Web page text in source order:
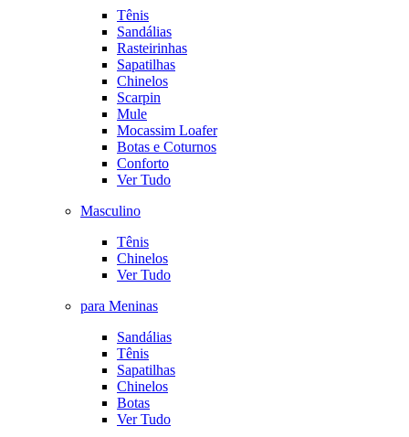
Tênis
Sandálias
Rasteirinhas
Sapatilhas
Chinelos
Scarpin
Mule
Mocassim Loafer
Botas e Coturnos
Conforto
Ver Tudo
Masculino
Tênis
Chinelos
Ver Tudo
para Meninas
Sandálias
Tênis
Sapatilhas
Chinelos
Botas
Ver Tudo